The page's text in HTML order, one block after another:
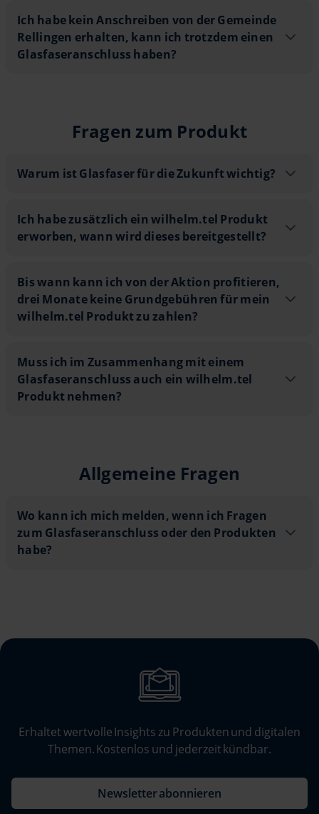
Ich habe kein Anschreiben von der Gemeinde
Rellingen erhalten, kann ich trotzdem einen
Glasfaseranschluss haben?
Fragen zum Produkt
Warum ist Glasfaser für die Zukunft wichtig?
Ich habe zusätzlich ein wilhelm.tel Produkt
erworben, wann wird dieses bereitgestellt?
Bis wann kann ich von der Aktion profitieren,
drei Monate keine Grundgebühren für mein
wilhelm.tel Produkt zu zahlen?
Muss ich im Zusammenhang mit einem
Glasfaseranschluss auch ein wilhelm.tel
Produkt nehmen?
Allgemeine Fragen
Wo kann ich mich melden, wenn ich Fragen
zum Glasfaseranschluss oder den Produkten
habe?
Erhaltet wertvolle Insights zu Produkten und digitalen
Themen. Kostenlos und jederzeit kündbar.
Newsletter abonnieren